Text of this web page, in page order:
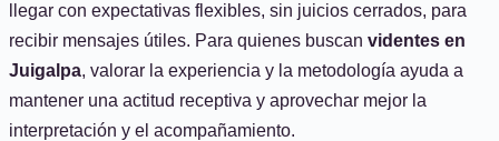
llegar con expectativas flexibles, sin juicios cerrados, para
recibir mensajes útiles. Para quienes buscan videntes en
Juigalpa, valorar la experiencia y la metodología ayuda a
mantener una actitud receptiva y aprovechar mejor la
interpretación y el acompañamiento.